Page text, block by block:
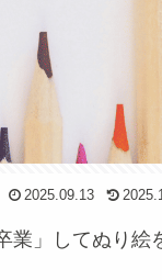
2025.09.13
業」してぬり絵